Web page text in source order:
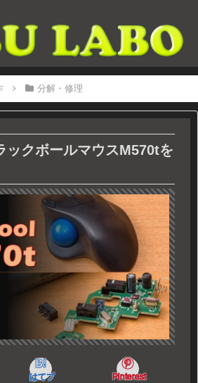
分解・修理
クボールマウスM570tを
はてブ Pinterest